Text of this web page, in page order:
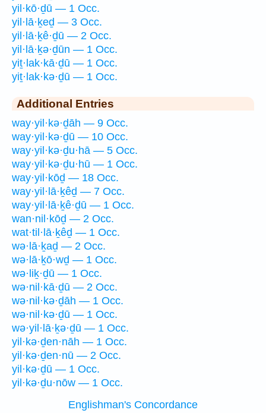
yil·kō·ḏū — 1 Occ.
yil·lā·ḵeḏ — 3 Occ.
yil·lā·ḵê·ḏū — 2 Occ.
yil·lā·ḵə·ḏūn — 1 Occ.
yiṯ·lak·kā·ḏū — 1 Occ.
yiṯ·lak·kə·ḏū — 1 Occ.
Additional Entries
way·yil·kə·ḏāh — 9 Occ.
way·yil·kə·ḏū — 10 Occ.
way·yil·kə·ḏu·hā — 5 Occ.
way·yil·kə·ḏu·hū — 1 Occ.
way·yil·kōḏ — 18 Occ.
way·yil·lā·ḵêḏ — 7 Occ.
way·yil·lā·ḵê·ḏū — 1 Occ.
wan·nil·kōḏ — 2 Occ.
wat·til·lā·ḵêḏ — 1 Occ.
wə·lā·ḵaḏ — 2 Occ.
wə·lā·ḵō·wḏ — 1 Occ.
wə·liḵ·ḏū — 1 Occ.
wə·nil·kā·ḏū — 2 Occ.
wə·nil·kə·ḏāh — 1 Occ.
wə·nil·kə·ḏū — 1 Occ.
wə·yil·lā·ḵə·ḏū — 1 Occ.
yil·kə·ḏen·nāh — 1 Occ.
yil·kə·ḏen·nū — 2 Occ.
yil·kə·ḏū — 1 Occ.
yil·kə·ḏu·nōw — 1 Occ.
Englishman's Concordance